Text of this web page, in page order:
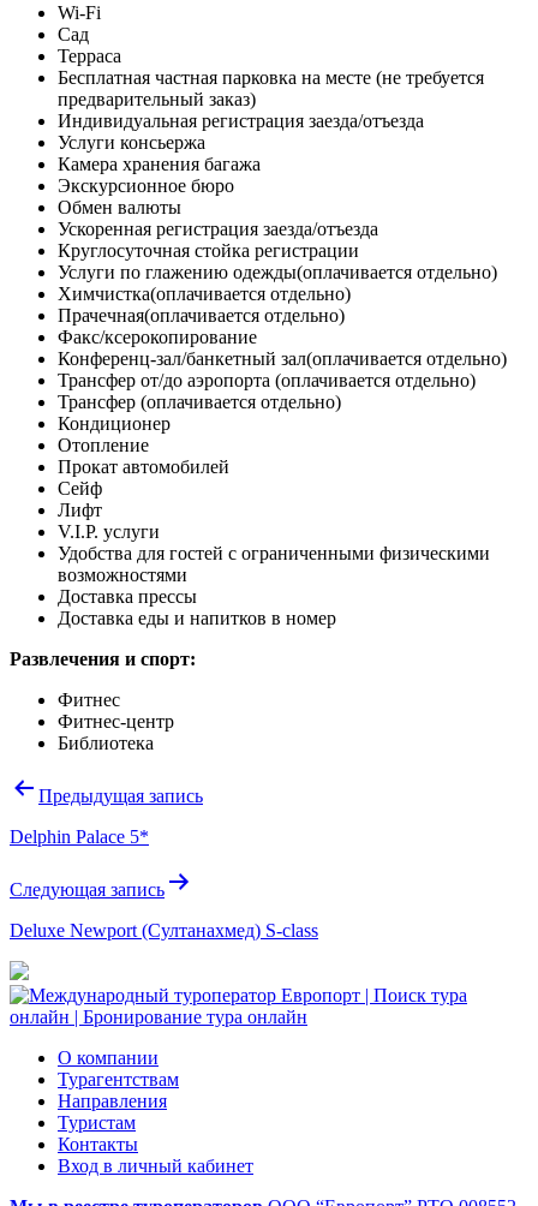
Wi-Fi
Сад
Терраса
Бесплатная частная парковка на месте (не требуется
предварительный заказ)
Индивидуальная регистрация заезда/отъезда
Услуги консьержа
Камера хранения багажа
Экскурсионное бюро
Обмен валюты
Ускоренная регистрация заезда/отъезда
Круглосуточная стойка регистрации
Услуги по глажению одежды(оплачивается отдельно)
Химчистка(оплачивается отдельно)
Прачечная(оплачивается отдельно)
Факс/ксерокопирование
Конференц-зал/банкетный зал(оплачивается отдельно)
Трансфер от/до аэропорта (оплачивается отдельно)
Трансфер (оплачивается отдельно)
Кондиционер
Отопление
Прокат автомобилей
Сейф
Лифт
V.I.P. услуги
Удобства для гостей с ограниченными физическими
возможностями
Доставка прессы
Доставка еды и напитков в номер
Развлечения и спорт:
Фитнес
Фитнес-центр
Библиотека
Навигация
записям
Предыдущая запись
Delphin Palace 5*
Следующая запись
Deluxe Newport (Султанахмед) S-class
О компании
Турагентствам
Направления
Туристам
Контакты
Вход в личный кабинет